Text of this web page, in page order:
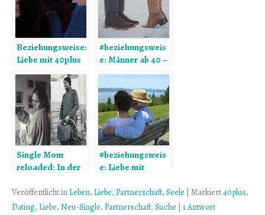
Beziehungsweise:
Liebe mit 40plus
#beziehungsweis
e: Männer ab 40 –
hot or not?
Single Mom
reloaded: In der
wird es leichter
#beziehungsweis
e: Liebe mit
Altersunterschied
Veröffentlicht in Leben, Liebe, Partnerschaft, Seele Markiert40plus,
Dating, Liebe, Neu-Single, Partnerschaft, Suche 1 Antwort